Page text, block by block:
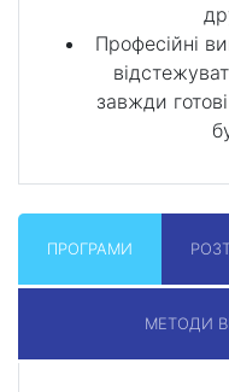
Професійні
завжди
ПРОГРАМИ
МЕТОДИ